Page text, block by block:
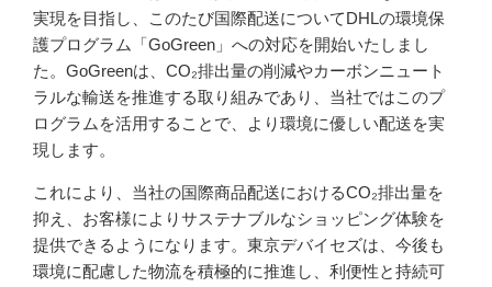
実現を目指し、このたび国際配送についてDHLの環境保
護プログラム「GoGreen」への対応を開始いたしまし
た。GoGreenは、CO₂排出量の削減やカーボンニュート
ラルな輸送を推進する取り組みであり、当社ではこのプ
ログラムを活用することで、より環境に優しい配送を実
現します。
これにより、当社の国際商品配送におけるCO₂排出量を
抑え、お客様によりサステナブルなショッピング体験を
提供できるようになります。東京デバイセズは、今後も
環境に配慮した物流を積極的に推進し、利便性と持続可